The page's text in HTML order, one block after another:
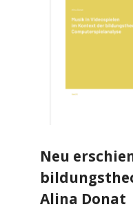
Neu
Alina Donat